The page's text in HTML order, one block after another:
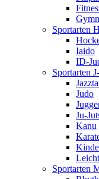
Sportarten
Iaido
ID-
Sportarten
Judo
Ju-
Kanu
Sportarten